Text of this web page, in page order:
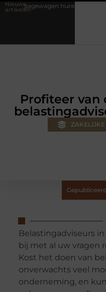
Nieuwe
artikelenKies de juiste aanhanger
Profiteer van
Belastingadviseurs
bij met al uw vragen
Kost het doen van
onverwachts veel
onderneming, en